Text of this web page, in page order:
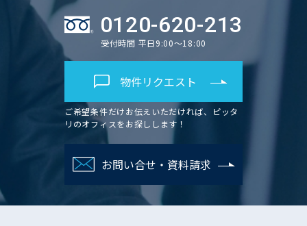
0120-620-213
受付時間 平日9:00～18:00
物件リクエスト
ご希望条件だけお伝えいただければ、ピッタ
リのオフィスをお探しします！
お問い合せ・資料請求